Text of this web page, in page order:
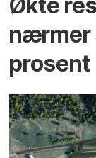
nærmer
prosent